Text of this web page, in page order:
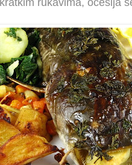
rukavima, očešlja